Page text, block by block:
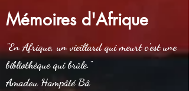
Mémoires d'Afrique
"En Afrique, un vieillard qui meurt c'est une
bibliothèque qui brûle."
Amadou Hampâté Bâ